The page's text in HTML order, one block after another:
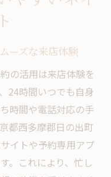
ーズな来店体験
の活用は来店体験を
24時間いつでも自身
時間や電話対応の手
都西多摩郡日の出町
イトや予約専用アプ
。これにより、忙し